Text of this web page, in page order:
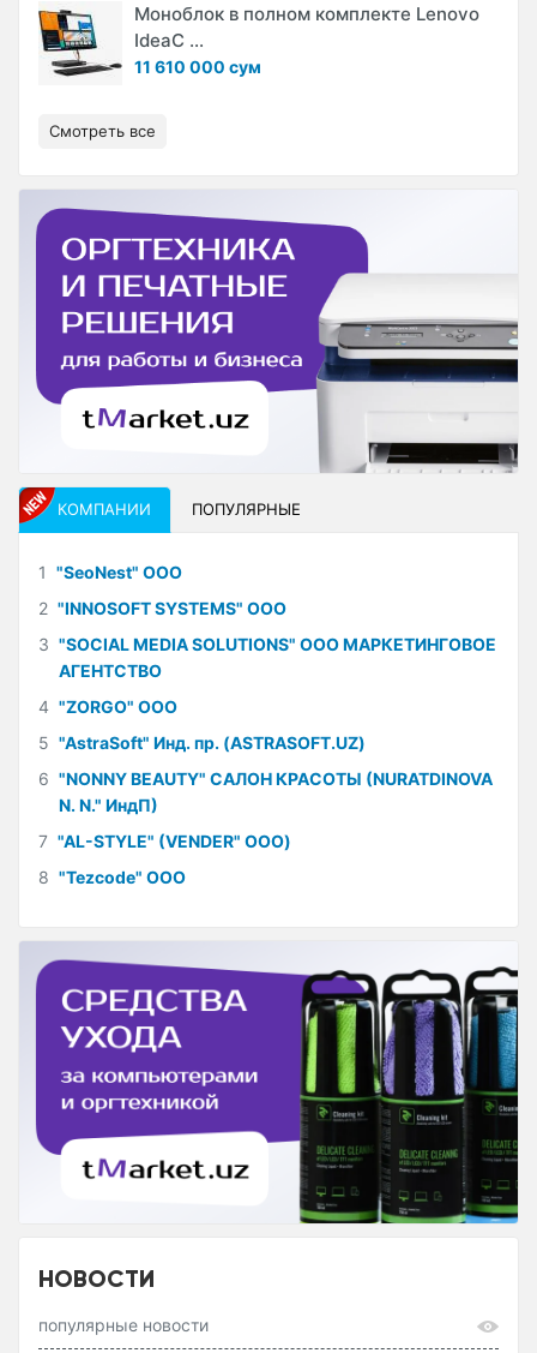
Моноблок в полном комплекте Lenovo
IdeaC ...
11 610 000 сум
Смотреть все
КОМПАНИИ ПОПУЛЯРНЫЕ
1 "SeoNest" ООО
2 "INNOSOFT SYSTEMS" ООО
3 "SOCIAL MEDIA SOLUTIONS" ООО МАРКЕТИНГОВОЕ
АГЕНТСТВО
4 "ZORGO" ООО
5 "AstraSoft" Инд. пр. (ASTRASOFT.UZ)
6 "NONNY BEAUTY" САЛОН КРАСОТЫ (NURATDINOVA
N. N." ИндП)
7 "AL-STYLE" (VENDER" ООО)
8 "Tezcode" ООО
НОВОСТИ
популярные новости